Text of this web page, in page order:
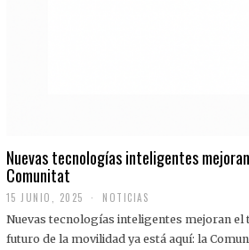
Nuevas tecnologías inteligentes
Comunitat
15 JUNIO, 2025 NOTICIAS
Nuevas tecnologías inteligentes mejoran el
futuro de la movilidad ya está aquí: la